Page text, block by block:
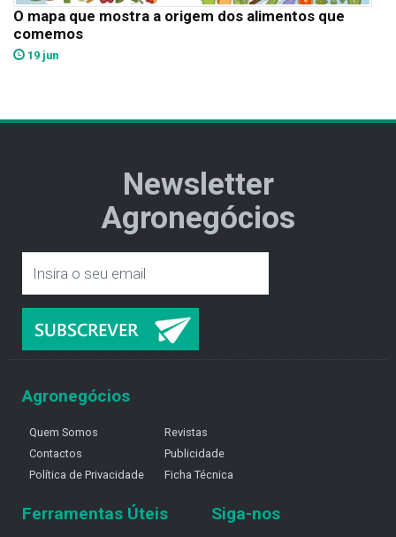
O mapa que mostra a origem dos alimentos que
comemos
19 jun
Newsletter
Agronegócios
Agronegócios
Quem Somos
Contactos
Política de Privacidade
Revistas
Publicidade
Ficha Técnica
Ferramentas Úteis Siga-nos